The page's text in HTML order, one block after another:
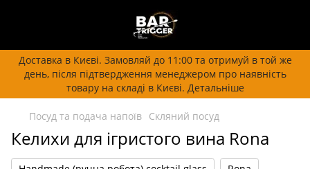
Доставка в Києві. Замовляй до 11:00 та отримуй в той же
день, після підтвердження менеджером про наявність
товару на складі в Києві. Детальніше
Посуд та подача напоїв Скляний посуд
Келихи для ігристого вина Rona